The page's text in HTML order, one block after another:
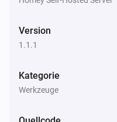
Version
1.1.1
Kategorie
Werkzeuge